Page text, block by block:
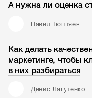
А нужна ли оценка
Павел Тюпляев
Как делать
маркетинге, чтобы
в них разбираться
Денис Лагутенко